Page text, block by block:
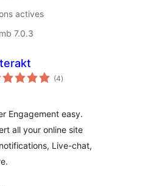
actives
7.0.3
(4puntuacions
totals
)
Engagement easy.
all your online site
Live-chat,